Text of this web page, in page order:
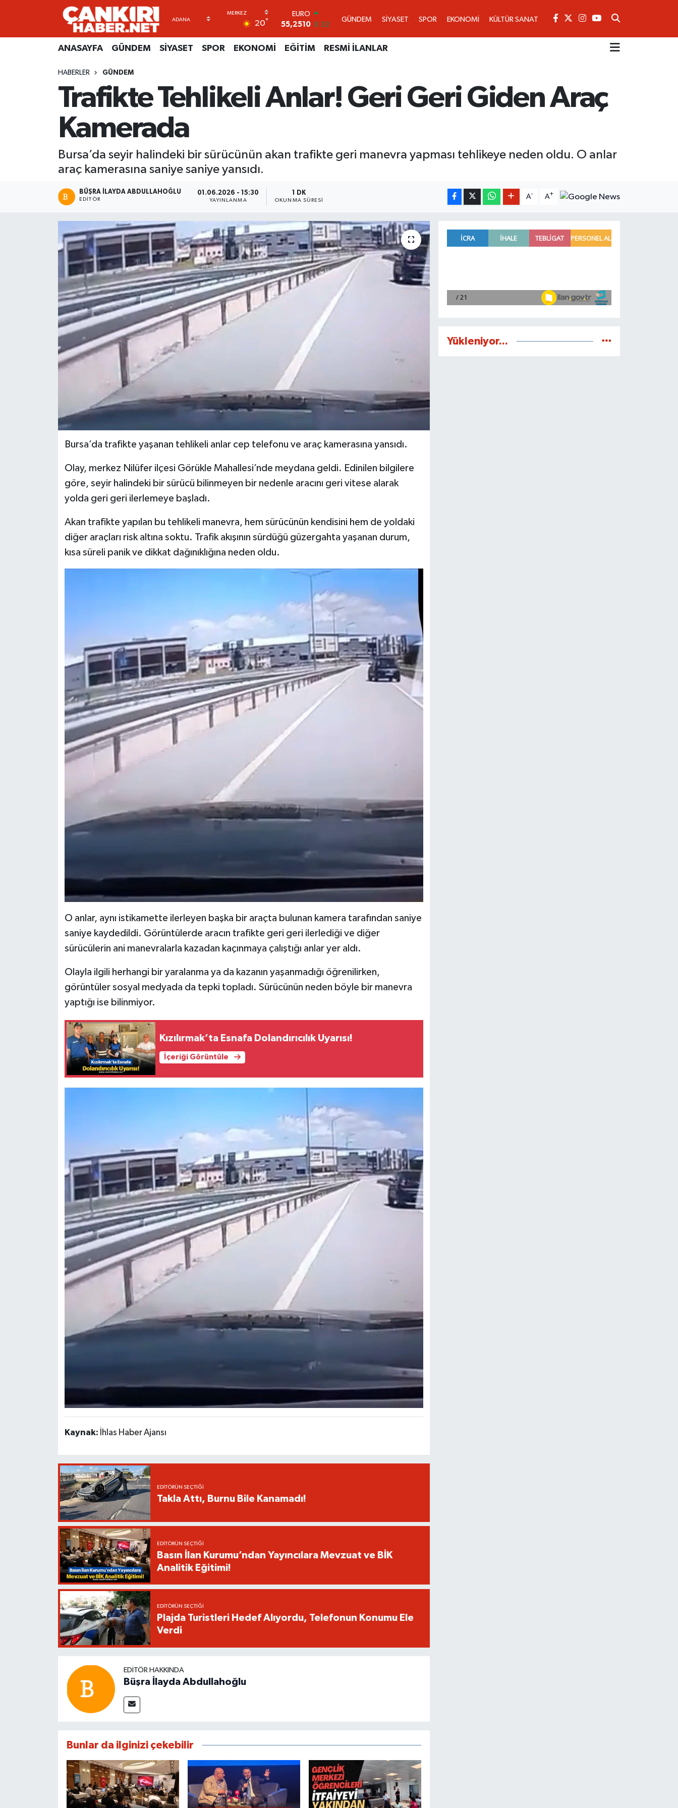
20°
55,2510
0.32
STERLİN
GRAM ALTIN
6660.55
0.03
64.959,79 1.11
DOLAR
GÜNDEM SİYASET SPOR EKONOMİ KÜLTÜR SANAT
ANASAYFA GÜNDEM SİYASET SPOR EKONOMİ EĞİTİM RESMİ İLANLAR
HABERLER GÜNDEM
Trafikte Tehlikeli Anlar! Geri Geri Giden Araç
Kamerada
Bursa’da seyir halindeki bir sürücünün akan trafikte geri manevra yapması tehlikeye neden oldu. O anlar
araç kamerasına saniye saniye yansıdı.
BÜŞRA İLAYDA ABDULLAHOĞLU
EDITÖR
01.06.2026 - 15:30
YAYINLANMA
1 DK
OKUNMA SÜRESI
A- A+
Bursa’da trafikte yaşanan tehlikeli anlar cep telefonu ve araç kamerasına yansıdı.
Olay, merkez Nilüfer ilçesi Görükle Mahallesi’nde meydana geldi. Edinilen bilgilere
göre, seyir halindeki bir sürücü bilinmeyen bir nedenle aracını geri vitese alarak
yolda geri geri ilerlemeye başladı.
Akan trafikte yapılan bu tehlikeli manevra, hem sürücünün kendisini hem de yoldaki
diğer araçları risk altına soktu. Trafik akışının sürdüğü güzergahta yaşanan durum,
kısa süreli panik ve dikkat dağınıklığına neden oldu.
O anlar, aynı istikamette ilerleyen başka bir araçta bulunan kamera tarafından saniye
saniye kaydedildi. Görüntülerde aracın trafikte geri geri ilerlediği ve diğer
sürücülerin ani manevralarla kazadan kaçınmaya çalıştığı anlar yer aldı.
Olayla ilgili herhangi bir yaralanma ya da kazanın yaşanmadığı öğrenilirken,
görüntüler sosyal medyada da tepki topladı. Sürücünün neden böyle bir manevra
yaptığı ise bilinmiyor.
Kızılırmak’ta Esnafa Dolandırıcılık Uyarısı!
İçeriği Görüntüle
Kaynak: İhlas Haber Ajansı
EDITÖRÜN SEÇTIĞI
Takla Attı, Burnu Bile Kanamadı!
EDITÖRÜN SEÇTIĞI
Basın İlan Kurumu’ndan Yayıncılara Mevzuat ve BİK
Analitik Eğitimi!
EDITÖRÜN SEÇTIĞI
Plajda Turistleri Hedef Alıyordu, Telefonun Konumu Ele
Verdi
EDITÖR HAKKINDA
Büşra İlayda Abdullahoğlu
Bunlar da ilginizi çekebilir
Yükleniyor...
ANASAYFA
SİYASET
RESMİ İLANLAR
Künye
Gizlilik Sözleşmesi
BİYOGRAFİLER
GÜNDEM
KÜLTÜR SANAT
SAĞLIK
SİYASET
TEKNOLOJİ
Merkez Hava Durumu
Süper Lig Puan Durumu ve Fikstür
Tüm Manşetler
Haber Arşivi